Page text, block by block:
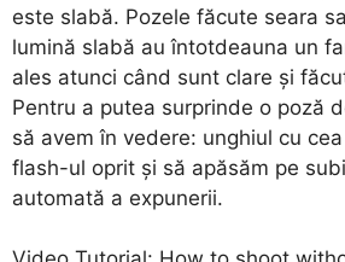
este slabă. Pozele făcute seara
lumină slabă au întotdeauna un
ales atunci când sunt clare și
Pentru a putea surprinde o poză
să avem în vedere: unghiul cu
flash-ul oprit și să apăsăm pe
automată a expunerii.